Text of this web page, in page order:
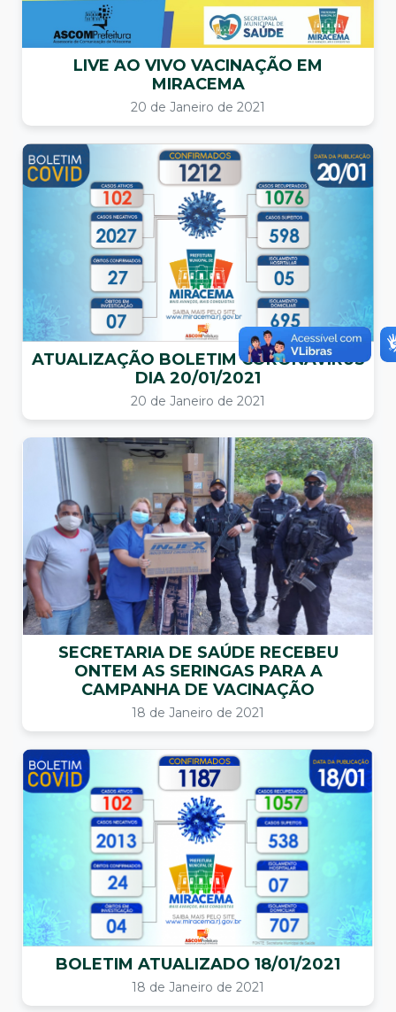
LIVE AO VIVO VACINAÇÃO EM
MIRACEMA
20 de Janeiro de 2021
ATUALIZAÇÃO BOLETIM CORONAVÍRUS
DIA 20/01/2021
20 de Janeiro de 2021
SECRETARIA DE SAÚDE RECEBEU
ONTEM AS SERINGAS PARA A
CAMPANHA DE VACINAÇÃO
18 de Janeiro de 2021
BOLETIM ATUALIZADO 18/01/2021
18 de Janeiro de 2021